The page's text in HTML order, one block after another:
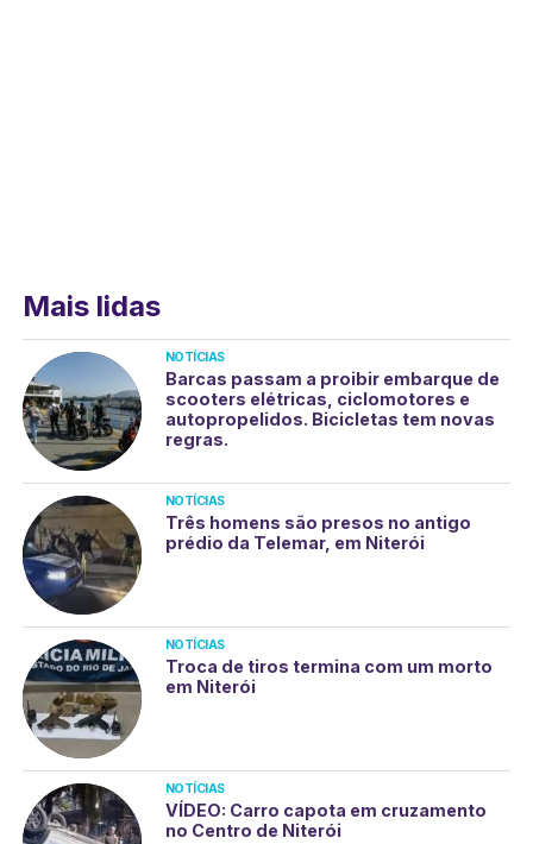
Mais lidas
NOTÍCIAS
Barcas passam a proibir embarque de
scooters elétricas, ciclomotores e
autopropelidos. Bicicletas tem novas
regras.
NOTÍCIAS
Três homens são presos no antigo
prédio da Telemar, em Niterói
NOTÍCIAS
Troca de tiros termina com um morto
em Niterói
NOTÍCIAS
VÍDEO: Carro capota em cruzamento
no Centro de Niterói